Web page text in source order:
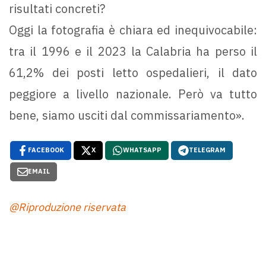
risultati concreti?
Oggi la fotografia è chiara ed inequivocabile:
tra il 1996 e il 2023 la Calabria ha perso il
61,2% dei posti letto ospedalieri, il dato
peggiore a livello nazionale. Però va tutto
bene, siamo usciti dal commissariamento».
FACEBOOK X WHATSAPP TELEGRAM
EMAIL
@Riproduzione riservata